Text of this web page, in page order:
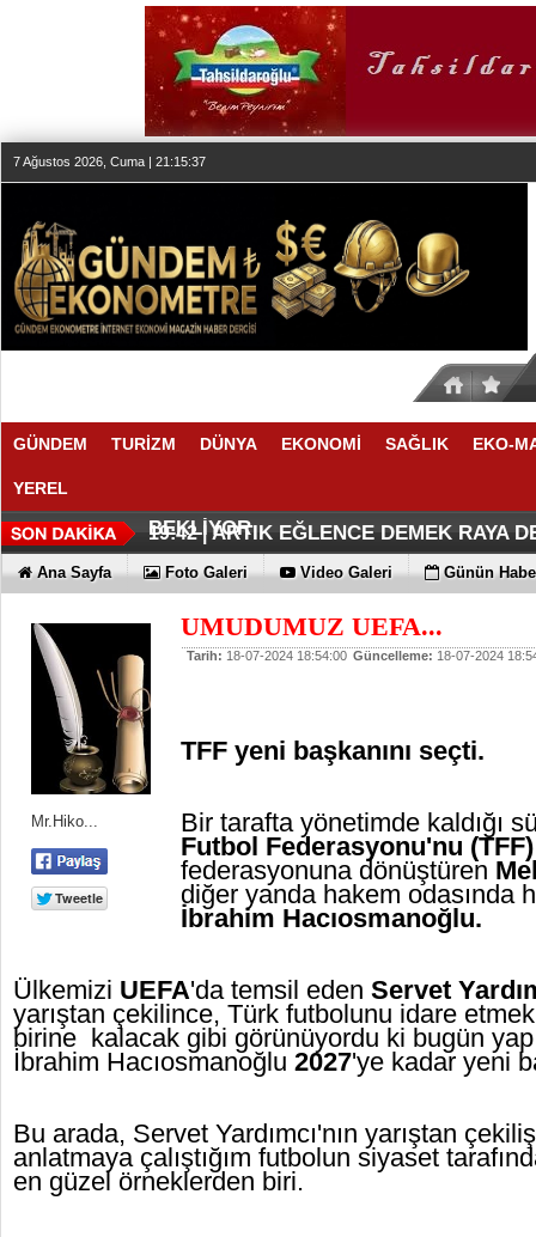
7 Ağustos 2026, Cuma | 21:15:37
GÜNDEM TURİZM DÜNYA EKONOMİ SAĞLIK EKO-
YEREL
20:00 |SEKTÖR, İSTİKRARLI BÜYÜME
BEKLİYOR
19:58 |MAKYÖZ CANSU DURKUN'DAN
19:42 |ARTIK EĞLENCE DEMEK RAYA
19:38 |İŞTE OYAK ÇİMENTO FARKI
19:36 |HER YÖNÜYLE MAXİMUM
19:30 |ÜÇÜNCÜ KEZ BULUTLARIN
19:27 |HOMEPORT STRATEJİSİ
SAĞLIYOR
07:09 |İŞTE O 500
Ana Sayfa Foto Galeri Video Galeri Günün
Mr.Hiko...
UMUDUMUZ UEFA...
Tarih: 18-07-2024 18:54:00 Güncelleme: 18-07-2024
TFF yeni başkanını seçti.
Bir tarafta yönetimde kaldığı
Futbol Federasyonu'nu
federasyonuna dönüştüren
diğer yanda hakem odasında
İbrahim Hacıosmanoğlu.
Ülkemizi UEFA'da temsil eden Servet
yarıştan çekilince, Türk futbolunu idare
birine kalacak gibi görünüyordu ki bugün
İbrahim Hacıosmanoğlu 2027'ye kadar yeni
Bu arada, Servet Yardımcı'nın yarıştan
anlatmaya çalıştığım futbolun siyaset
en güzel örneklerden biri.